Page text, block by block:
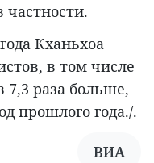
Кханьхоа
в том числе
7,3 раза больше,
прошлого года./.
ВИА